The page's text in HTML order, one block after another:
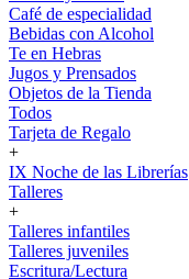
Café de especialidad
Bebidas con Alcohol
Te en Hebras
Jugos y Prensados
Objetos de la Tienda
Todos
Tarjeta de Regalo
+
IX Noche de las Librerías
Talleres
+
Talleres infantiles
Talleres juveniles
Escritura/Lectura